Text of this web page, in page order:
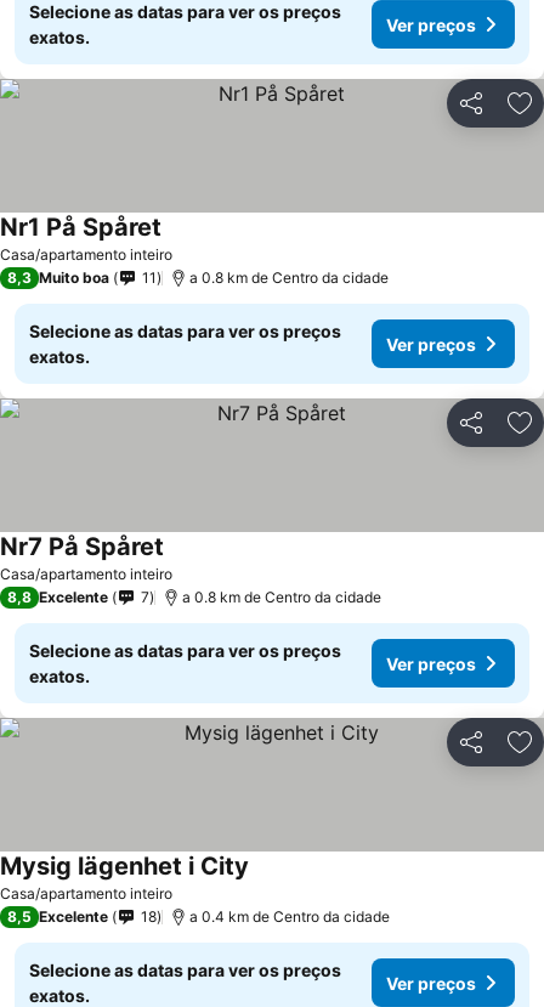
Selecione as datas para ver os preços
exatos.
Ver preços
Partilhar
Casa/apartamento inteiro
Nr1 På Spåret
8,3 Muito boa 11 a 0.8 km de Centro da cidade
Selecione as datas para ver os preços
exatos.
Ver preços
Partilhar
Casa/apartamento inteiro
Nr7 På Spåret
8,8 Excelente 7 a 0.8 km de Centro da cidade
Selecione as datas para ver os preços
exatos.
Ver preços
Partilhar
Casa/apartamento inteiro
Mysig lägenhet i City
8,5 Excelente 18 a 0.4 km de Centro da cidade
Selecione as datas para ver os preços
exatos.
Ver preços